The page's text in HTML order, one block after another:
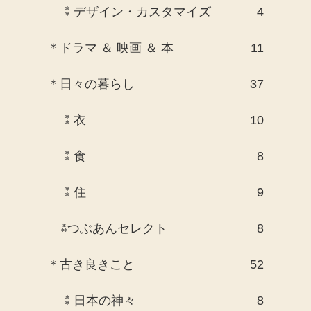
⁑デザイン・カスタマイズ 4
＊ドラマ ＆ 映画 ＆ 本 11
＊日々の暮らし 37
⁑衣 10
⁑食 8
⁑住 9
⁂つぶあんセレクト 8
＊古き良きこと 52
⁑日本の神々 8